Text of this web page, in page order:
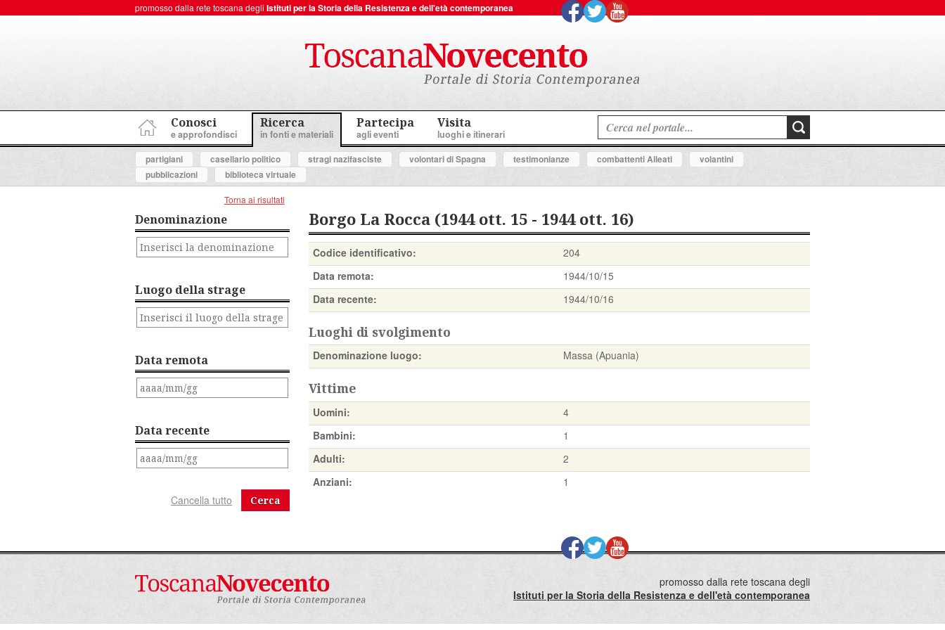
promosso dalla rete toscana degli Istituti per la Storia della Resistenza e dell'età contemporanea
Conosci
e approfondisci
Ricerca
in fonti e materiali
Partecipa
agli eventi
Visita
luoghi e itinerari
partigiani
casellario politico stragi nazifasciste volontari di Spagna testimonianze combattenti Alleati
volantini
pubblicazioni
biblioteca virtuale
Denominazione
Luogo della strage
Data remota
Data recente
Cerca
Torna ai risultati
Borgo La Rocca (1944 ott. 15 - 1944 ott. 16)
Codice identificativo:
204
Data remota:
1944/10/15
Data recente:
1944/10/16
Luoghi di svolgimento
Denominazione luogo: Massa (Apuania)
Vittime
Uomini:
4
Bambini:
1
Adulti:
2
Anziani:
1
promosso dalla rete toscana degli
Istituti per la Storia della Resistenza e dell'età contemporanea